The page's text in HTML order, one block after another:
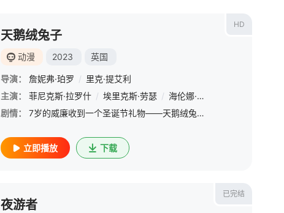
阿比盖尔·劳里 / 杰森·艾伦·斯坦斯 / 李·菲利普斯 / 阿玛拉·阿特瓦尔
HD
天鹅绒兔子
动漫 2023 英国
导演： 詹妮弗·珀罗 / 里克·提艾利
主演：
菲尼克斯·拉罗什 / 埃里克斯·劳瑟 / 海伦娜·伯翰·卡特
剧情：
7岁的威廉收到一个圣诞节礼物——天鹅绒兔子玩具，他们成了终身相伴的朋友，也在不经意间开启了魔法世界的大门。
立即播放 下载
已完结
夜游者